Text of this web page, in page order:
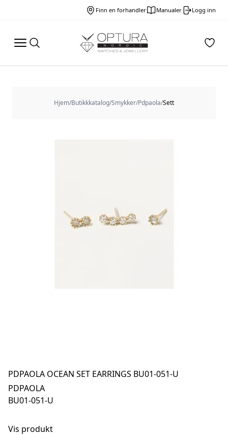
Finn en forhandler Manualer Logg inn
Hjem/Butikkkatalog/Smykker/Pdpaola/Sett
PDPAOLA OCEAN SET EARRINGS BU01-051-U
PDPAOLA
BU01-051-U
Vis produkt